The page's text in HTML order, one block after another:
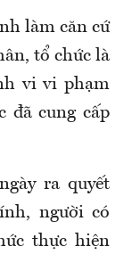
làm căn cứ
tổ chức là
vi vi phạm
đã cung cấp
ra quyết
người có
thực hiện